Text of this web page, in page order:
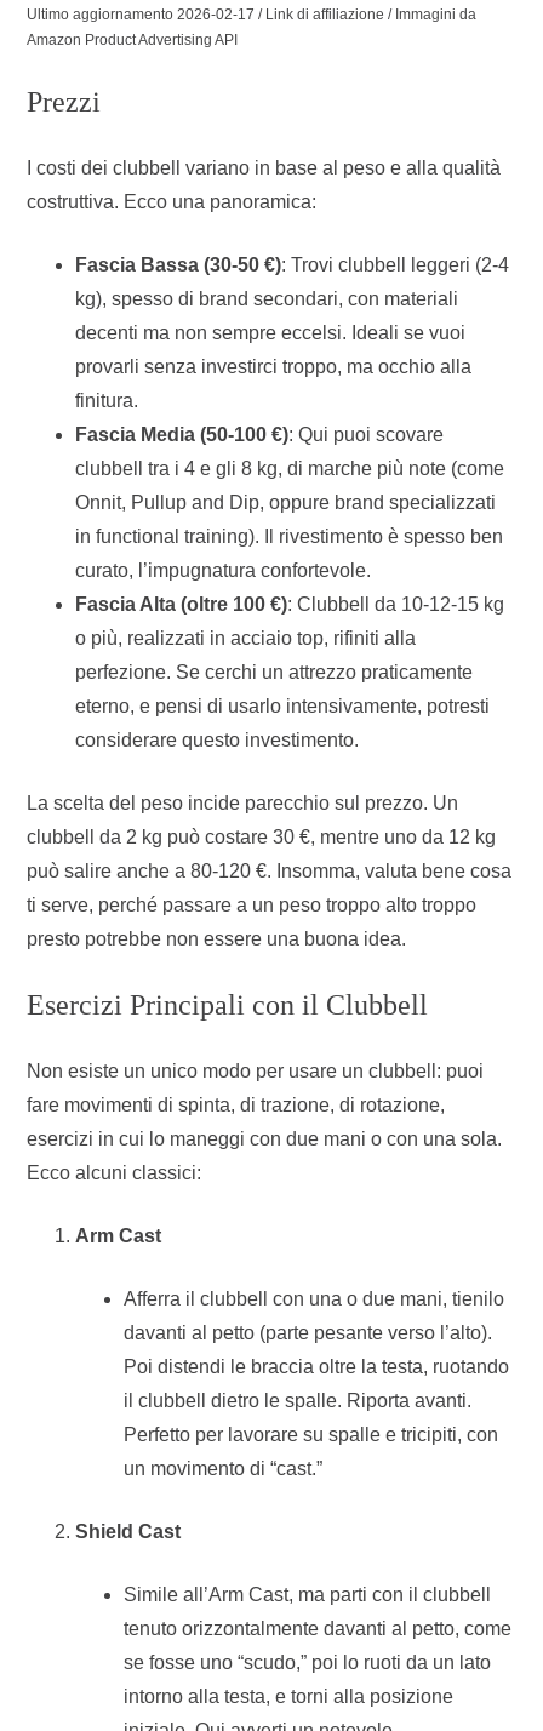
Ultimo aggiornamento 2026-02-17 / Link di affiliazione / Immagini da
Amazon Product Advertising API
Prezzi
I costi dei clubbell variano in base al peso e alla qualità
costruttiva. Ecco una panoramica:
Fascia Bassa (30-50 €): Trovi clubbell leggeri (2-4
kg), spesso di brand secondari, con materiali
decenti ma non sempre eccelsi. Ideali se vuoi
provarli senza investirci troppo, ma occhio alla
finitura.
Fascia Media (50-100 €): Qui puoi scovare
clubbell tra i 4 e gli 8 kg, di marche più note (come
Onnit, Pullup and Dip, oppure brand specializzati
in functional training). Il rivestimento è spesso ben
curato, l’impugnatura confortevole.
Fascia Alta (oltre 100 €): Clubbell da 10-12-15 kg
o più, realizzati in acciaio top, rifiniti alla
perfezione. Se cerchi un attrezzo praticamente
eterno, e pensi di usarlo intensivamente, potresti
considerare questo investimento.
La scelta del peso incide parecchio sul prezzo. Un
clubbell da 2 kg può costare 30 €, mentre uno da 12 kg
può salire anche a 80-120 €. Insomma, valuta bene cosa
ti serve, perché passare a un peso troppo alto troppo
presto potrebbe non essere una buona idea.
Esercizi Principali con il Clubbell
Non esiste un unico modo per usare un clubbell: puoi
fare movimenti di spinta, di trazione, di rotazione,
esercizi in cui lo maneggi con due mani o con una sola.
Ecco alcuni classici:
Arm Cast
Afferra il clubbell con una o due mani, tienilo
davanti al petto (parte pesante verso l’alto).
Poi distendi le braccia oltre la testa, ruotando
il clubbell dietro le spalle. Riporta avanti.
Perfetto per lavorare su spalle e tricipiti, con
un movimento di “cast.”
Shield Cast
Simile all’Arm Cast, ma parti con il clubbell
tenuto orizzontalmente davanti al petto, come
se fosse uno “scudo,” poi lo ruoti da un lato
intorno alla testa, e torni alla posizione